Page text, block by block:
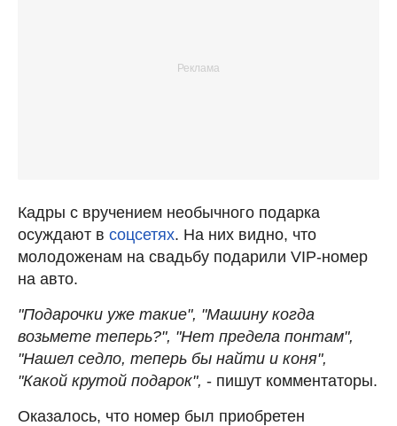
Кадры с вручением необычного подарка
осуждают в соцсетях. На них видно, что
молодоженам на свадьбу подарили VIP-номер
на авто.
"Подарочки уже такие", "Машину когда
возьмете теперь?", "Нет предела понтам",
"Нашел седло, теперь бы найти и коня",
"Какой крутой подарок", - пишут комментаторы.
Оказалось, что номер был приобретен